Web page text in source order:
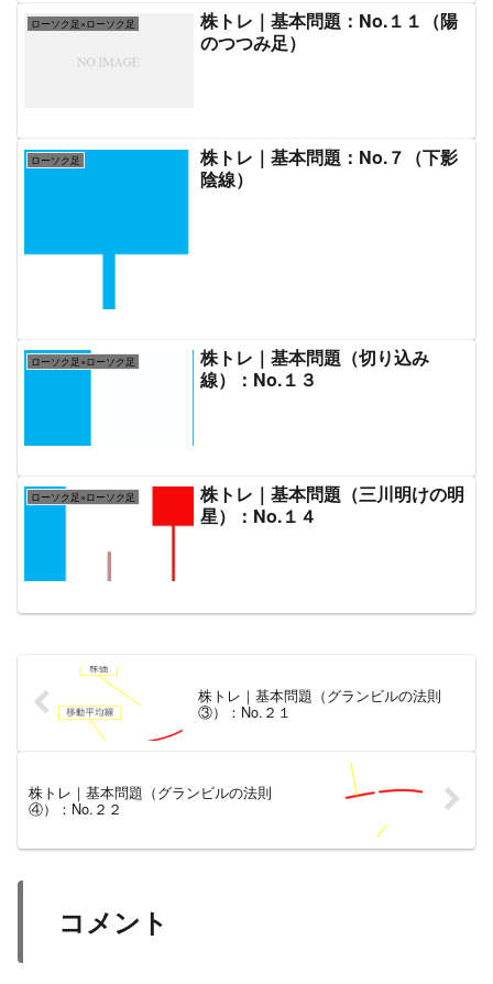
ローソク足×ローソク足
株トレ｜基本問題：No.１１（陽
のつつみ足）
ローソク足
株トレ｜基本問題：No.７（下影
陰線）
ローソク足×ローソク足
株トレ｜基本問題（切り込み
線）：No.１３
ローソク足×ローソク足
株トレ｜基本問題（三川明けの明
星）：No.１４
株トレ｜基本問題（グランビルの法則
③）：No.２１
株トレ｜基本問題（グランビルの法則
④）：No.２２
コメント